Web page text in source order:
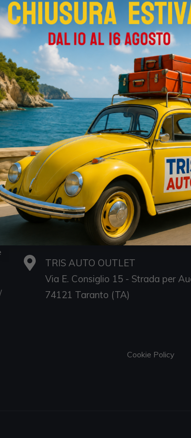
Sedi
TRIS AUTO SRL
Via E. Consiglio 7 - Strada per
74121 Taranto (TA)
P.IVA 02694170735
TRIS AUTO OUTLET
Via E. Consiglio 15 - Strada per
74121 Taranto (TA)
Cookie Policy